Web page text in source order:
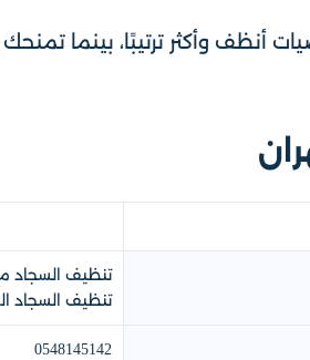
أنظف وأكثر ترتيبًا، بينما تمنحك
تنظيف السجاد
تنظيف السجاد
0548145142